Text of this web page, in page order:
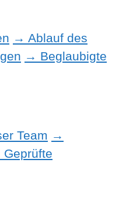
→ Ablauf des
→ Beglaubigte
Team →